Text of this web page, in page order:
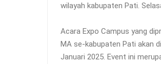
wilayah kabupaten Pati.
Acara Expo Campus yang
MA se-kabupaten Pati akan
Januari 2025. Event ini